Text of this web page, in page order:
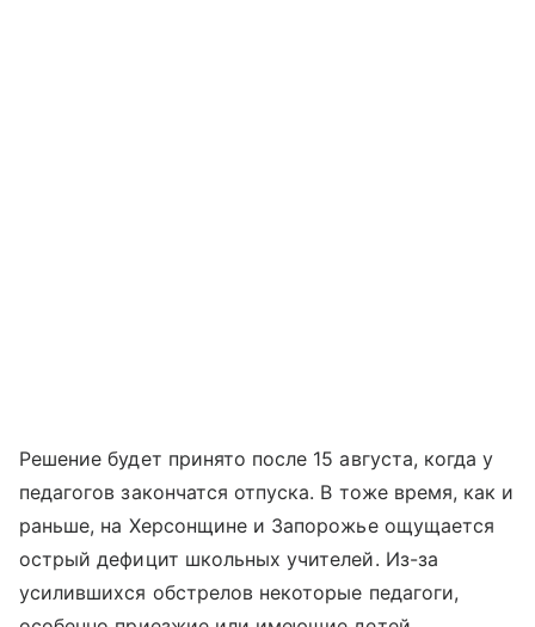
Решение будет принято после 15 августа, когда у
педагогов закончатся отпуска. В тоже время, как и
раньше, на Херсонщине и Запорожье ощущается
острый дефицит школьных учителей. Из-за
усилившихся обстрелов некоторые педагоги,